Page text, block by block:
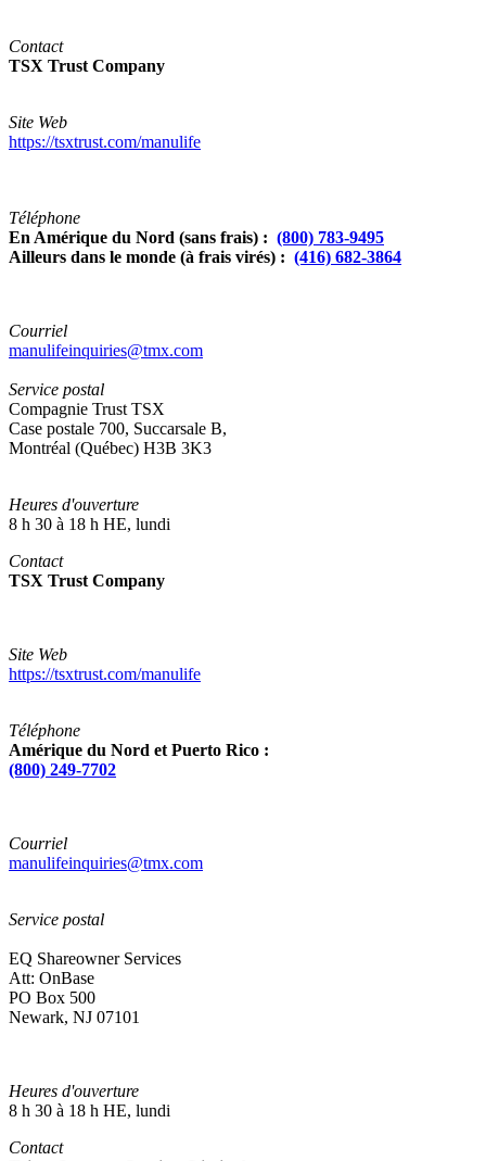
Contact
TSX Trust Company
Site Web
https://tsxtrust.com/manulife
Téléphone
En Amérique du Nord (sans frais) : (800) 783-9495
Ailleurs dans le monde (à frais virés) : (416) 682-3864
Courriel
manulifeinquiries@tmx.com
Service postal
Compagnie Trust TSX
Case postale 700, Succarsale B,
Montréal (Québec) H3B 3K3
Heures d'ouverture
8 h 30 à 18 h HE, lundi
Contact
TSX Trust Company
Site Web
https://tsxtrust.com/manulife
Téléphone
Amérique du Nord et Puerto Rico :
(800) 249-7702
Courriel
manulifeinquiries@tmx.com
Service postal
EQ Shareowner Services
Att: OnBase
PO Box 500
Newark, NJ 07101
Heures d'ouverture
8 h 30 à 18 h HE, lundi
Contact